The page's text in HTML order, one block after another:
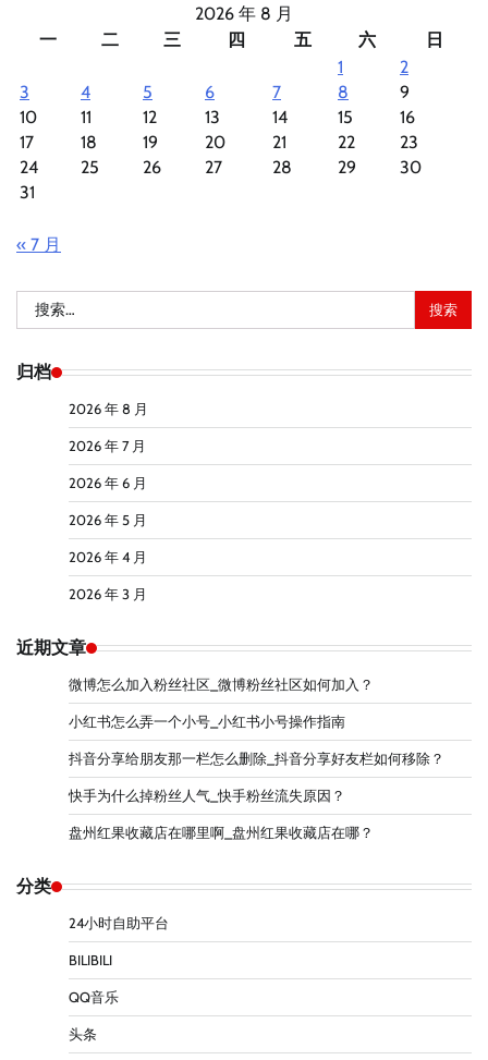
2026 年 8 月
一
二 三 四 五 六
日
1
2
3
4 5 6 7 8
9
10
11 12 13 14 15
16
17
18 19 20 21 22
23
24
25 26 27 28 29
30
31
« 7 月
索：
归档
2026 年 8 月
2026 年 7 月
2026 年 6 月
2026 年 5 月
2026 年 4 月
2026 年 3 月
近期文章
微博怎么加入粉丝社区_微博粉丝社区如何加入？
小红书怎么弄一个小号_小红书小号操作指南
抖音分享给朋友那一栏怎么删除_抖音分享好友栏如何移除？
快手为什么掉粉丝人气_快手粉丝流失原因？
盘州红果收藏店在哪里啊_盘州红果收藏店在哪？
分类
24小时自助平台
BILIBILI
QQ音乐
头条